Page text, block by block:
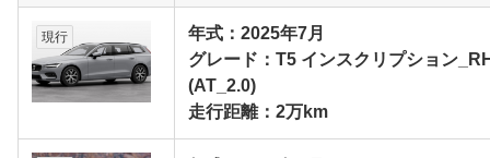
現行
年式：2025年7月
グレード：T5 インスクリプション
(AT_2.0)
走行距離：2万km